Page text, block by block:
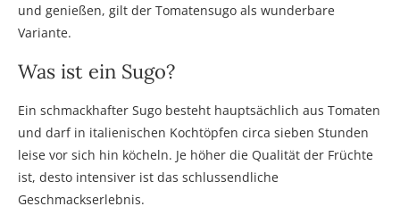
und genießen, gilt der Tomatensugo als wunderbare
Variante.
Was ist ein Sugo?
Ein schmackhafter Sugo besteht hauptsächlich aus Tomaten
und darf in italienischen Kochtöpfen circa sieben Stunden
leise vor sich hin köcheln. Je höher die Qualität der Früchte
ist, desto intensiver ist das schlussendliche
Geschmackserlebnis.